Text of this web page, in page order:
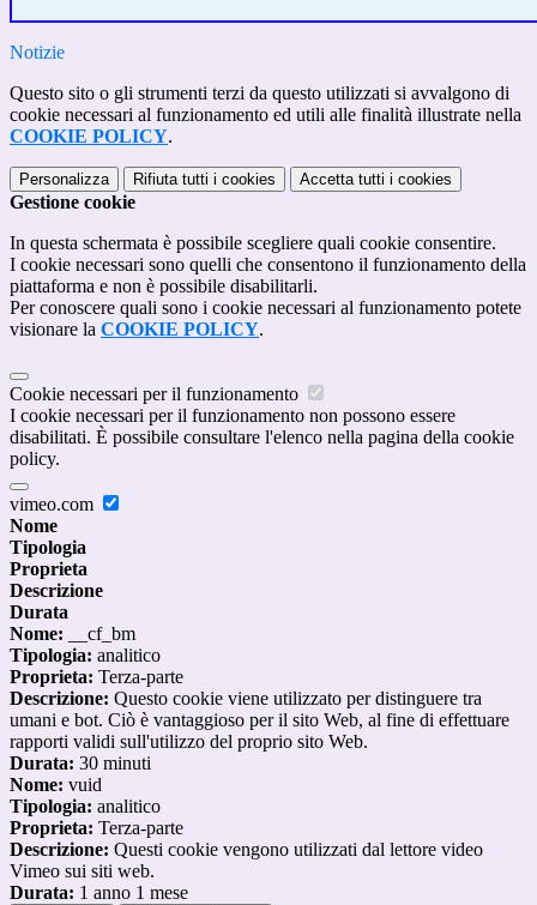
Notizie
Questo sito o gli strumenti terzi da questo utilizzati si avvalgono di
cookie necessari al funzionamento ed utili alle finalità illustrate nella
COOKIE POLICY.
Personalizza Rifiuta tutti i cookies Accetta tutti i cookies
Gestione cookie
In questa schermata è possibile scegliere quali cookie consentire.
I cookie necessari sono quelli che consentono il funzionamento della
piattaforma e non è possibile disabilitarli.
Per conoscere quali sono i cookie necessari al funzionamento potete
visionare la COOKIE POLICY.
Cookie necessari per il funzionamento
I cookie necessari per il funzionamento non possono essere
disabilitati. È possibile consultare l'elenco nella pagina della cookie
policy.
vimeo.com
Nome
Tipologia
Proprieta
Descrizione
Durata
Nome: __cf_bm
Tipologia: analitico
Proprieta: Terza-parte
Descrizione: Questo cookie viene utilizzato per distinguere tra
umani e bot. Ciò è vantaggioso per il sito Web, al fine di effettuare
rapporti validi sull'utilizzo del proprio sito Web.
Durata: 30 minuti
Nome: vuid
Tipologia: analitico
Proprieta: Terza-parte
Descrizione: Questi cookie vengono utilizzati dal lettore video
Vimeo sui siti web.
Durata: 1 anno 1 mese